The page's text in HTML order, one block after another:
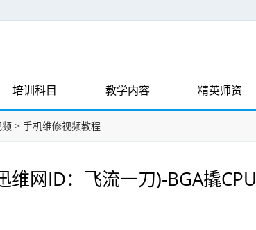
培训科目 教学内容 精英师资
> 手机维修视频教程
维网ID：飞流一刀)-BGA撬CPU